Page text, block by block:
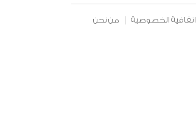
اتفاقية الخصوصية من نحن